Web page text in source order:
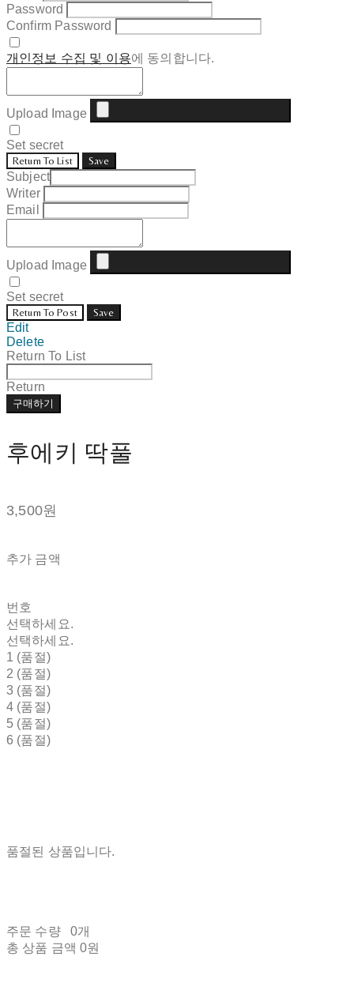
Password
Confirm Password
개인정보 수집 및 이용에 동의합니다.
Upload Image
Set secret
Return To List Save
Subject
Writer
Email
Upload Image
Set secret
Return To Post Save
Edit
Delete
Return To List
Return
구매하기
후에키 딱풀
3,500원
추가 금액
번호
선택하세요.
선택하세요.
1 (품절)
2 (품절)
3 (품절)
4 (품절)
5 (품절)
6 (품절)
품절된 상품입니다.
주문 수량
0개
총 상품 금액 0원